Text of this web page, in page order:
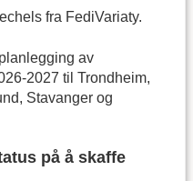
fra FediVariaty.
av
2027 til Trondheim,
Stavanger og
på å skaffe